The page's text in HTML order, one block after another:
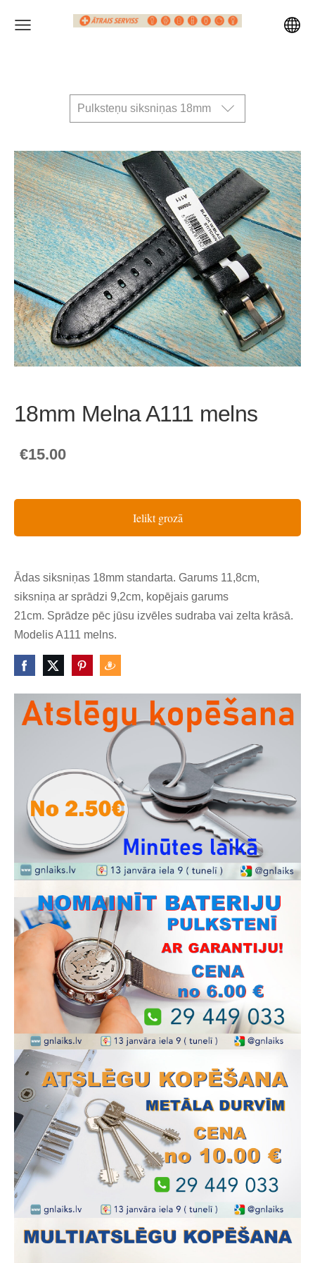
Pulksteņu siksniņas 18mm
18mm Melna A111 melns
€15.00
Ielikt grozā
Ādas siksniņas 18mm standarta. Garums 11,8cm,
siksniņa ar sprādzi 9,2cm, kopējais garums
21cm. Sprādze pēc jūsu izvēles sudraba vai zelta krāsā.
Modelis A111 melns.